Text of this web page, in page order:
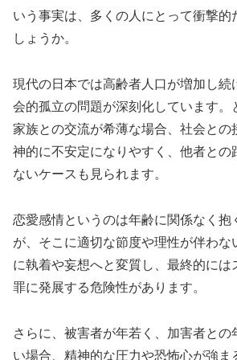
いう事実は、多くの人にとって衝撃的
しょうか。
現代の日本では高齢者人口が増加し続
会的孤立の問題が深刻化しています。
家族との交流が希薄な場合、社会との
神的に不安定になりやすく、他者との
ないケースも見られます。
恋愛感情というのは年齢に関係なく抱
が、そこに適切な節度や理性が伴わな
に執着や妄想へと変質し、最終的には
罪に発展する危険性があります。
さらに、被害者が年若く、加害者との
い場合、精神的な圧力や恐怖心が強ま